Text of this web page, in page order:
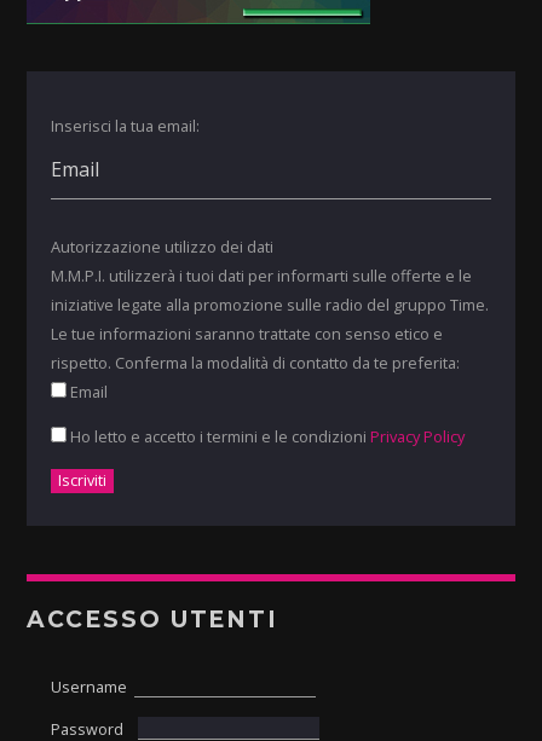
Inserisci la tua email:
Autorizzazione utilizzo dei dati
M.M.P.I. utilizzerà i tuoi dati per informarti sulle offerte e le
iniziative legate alla promozione sulle radio del gruppo Time.
Le tue informazioni saranno trattate con senso etico e
rispetto. Conferma la modalità di contatto da te preferita:
Email
Ho letto e accetto i termini e le condizioni Privacy Policy
ACCESSO UTENTI
Username
Password